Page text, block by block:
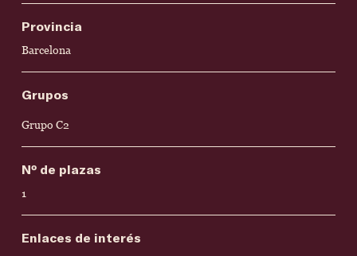
Provincia
Barcelona
Grupos
Grupo C2
Nº de plazas
1
Enlaces de interés